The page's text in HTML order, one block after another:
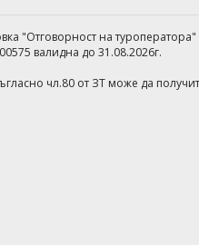
"Отговорност на
валидна до 31.08.2026г.
чл.80 от ЗТ може да